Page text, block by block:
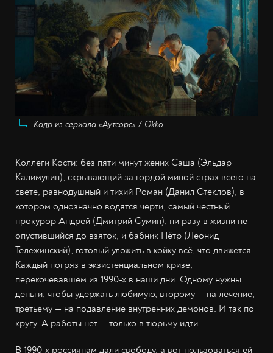
Кадр из сериала «Аутсорс» / Okko
Коллеги Кости: без пяти минут жених Саша (Эльдар
Калимулин), скрывающий за гордой миной страх всего на
свете, равнодушный и тихий Роман (Данил Стеклов), в
котором однозначно водятся черти, самый честный
прокурор Андрей (Дмитрий Сумин), ни разу в жизни не
опустившийся до взяток, и бабник Пётр (Леонид
Тележинский), готовый уложить в койку всё, что движется.
Каждый погряз в экзистенциальном кризе,
перекочевавшем из 1990-х в наши дни. Одному нужны
деньги, чтобы удержать любимую, второму — на лечение,
третьему — на подавление внутренних демонов. И так по
кругу. А работы нет — только в тюрьму идти.
В 1990-х россиянам дали свободу, а вот пользоваться ей